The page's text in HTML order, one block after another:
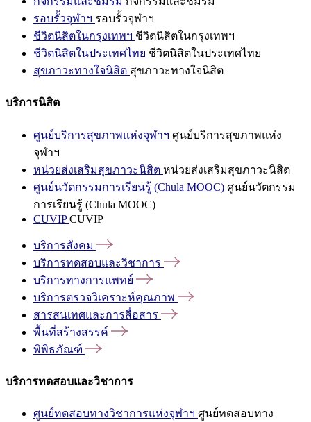
รอบรั้วจุฬาฯ รอบรั้วจุฬาฯ
ชีวิตนิสิตในกรุงเทพฯ ชีวิตนิสิตในกรุงเทพฯ
ชีวิตนิสิตในประเทศไทย ชีวิตนิสิตในประเทศไทย
สุขภาวะทางใจนิสิต สุขภาวะทางใจนิสิต
บริการนิสิต
ศูนย์บริการสุขภาพแห่งจุฬาฯ ศูนย์บริการสุขภาพแห่ง
จุฬาฯ
หน่วยส่งเสริมสุขภาวะนิสิต หน่วยส่งเสริมสุขภาวะนิสิต
ศูนย์นวัตกรรมการเรียนรู้ (Chula MOOC) ศูนย์นวัตกรรม
การเรียนรู้ (Chula MOOC)
CUVIPCUVIP
บริการสังคม
บริการทดสอบและวิชาการ
บริการทางการแพทย์
บริการตรวจวิเคราะห์คุณภาพ
สารสนเทศและการสื่อสาร
พื้นที่สร้างสรรค์
พิพิธภัณฑ์
บริการทดสอบและวิชาการ
ศูนย์ทดสอบทางวิชาการแห่งจุฬาฯ ศูนย์ทดสอบทาง